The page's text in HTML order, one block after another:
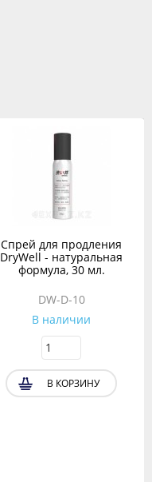
Спрей для продления
DryWell - натуральная
формула, 30 мл.
DW-D-10
В наличии
В КОРЗИНУ